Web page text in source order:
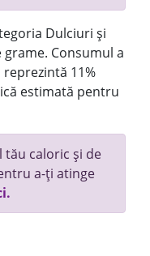
Dulciuri și
Consumul a
11%
estimată pentru
tău caloric și de
a-ți atinge